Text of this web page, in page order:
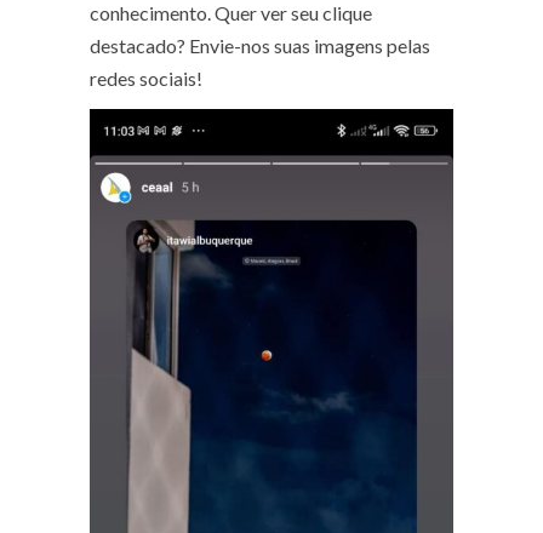
conhecimento. Quer ver seu clique
destacado? Envie-nos suas imagens pelas
redes sociais!